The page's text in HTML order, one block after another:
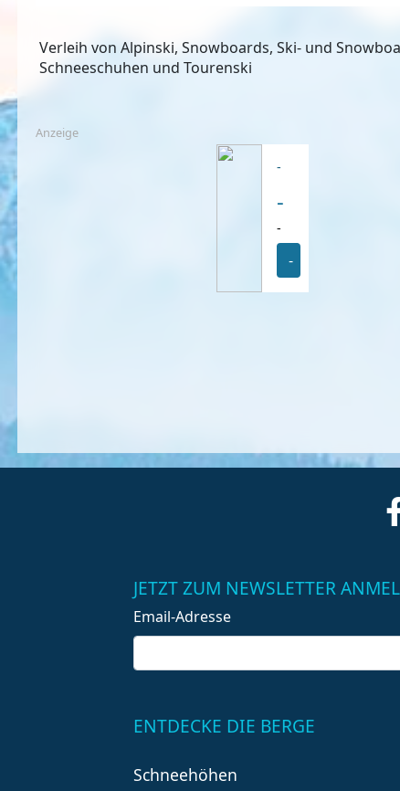
Verleih von Alpinski, Snowboards, Ski- und
Schneeschuhen und Tourenski
Anzeige
-
-
-
-
JETZT ZUM NEWSLETTER
Email-Adresse
ENTDECKE DIE BERGE
Schneehöhen